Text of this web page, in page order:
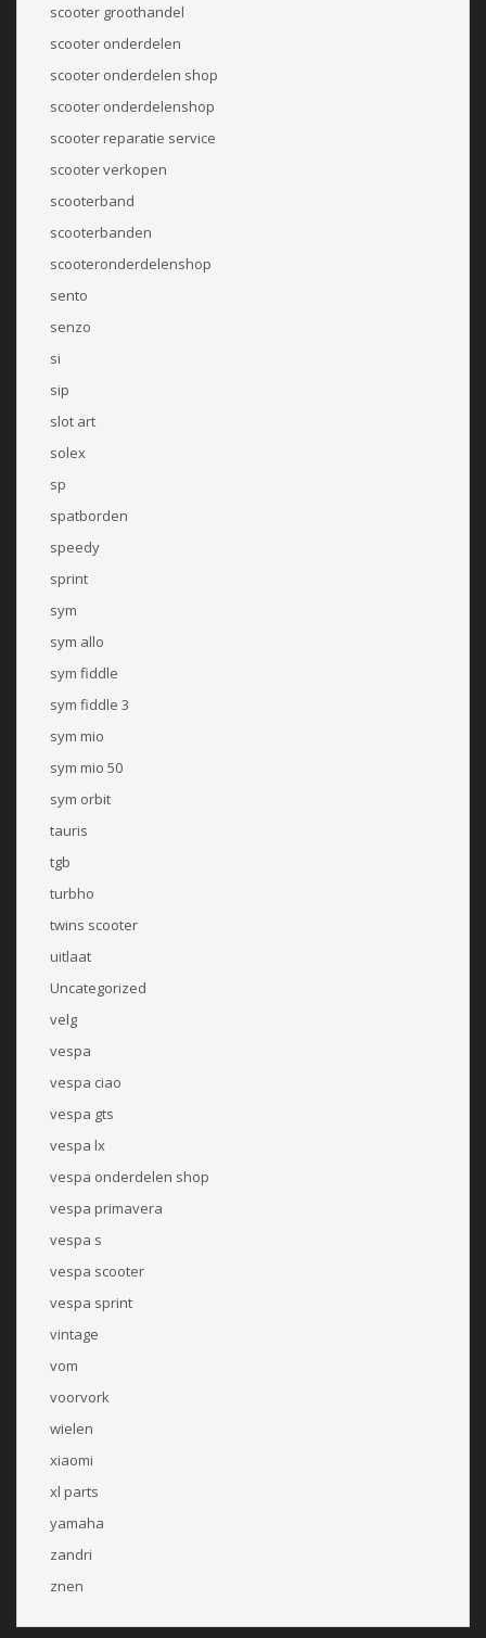
scooter groothandel
scooter onderdelen
scooter onderdelen shop
scooter onderdelenshop
scooter reparatie service
scooter verkopen
scooterband
scooterbanden
scooteronderdelenshop
sento
senzo
si
sip
slot art
solex
sp
spatborden
speedy
sprint
sym
sym allo
sym fiddle
sym fiddle 3
sym mio
sym mio 50
sym orbit
tauris
tgb
turbho
twins scooter
uitlaat
Uncategorized
velg
vespa
vespa ciao
vespa gts
vespa lx
vespa onderdelen shop
vespa primavera
vespa s
vespa scooter
vespa sprint
vintage
vom
voorvork
wielen
xiaomi
xl parts
yamaha
zandri
znen